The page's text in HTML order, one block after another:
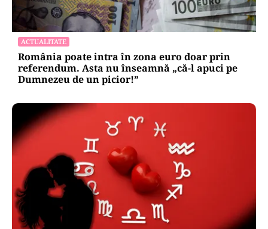
ACTUALITATE
România poate intra în zona euro doar prin
referendum. Asta nu înseamnă „că-l apuci pe
Dumnezeu de un picior!”